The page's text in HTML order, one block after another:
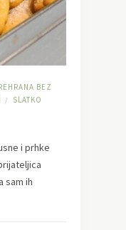
BEZ
/ SLATKO
i prhke
sam ih